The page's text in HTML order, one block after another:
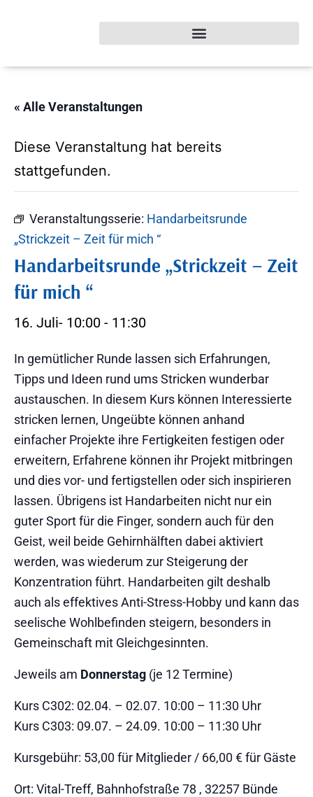
« Alle Veranstaltungen
Diese Veranstaltung hat bereits
stattgefunden.
Veranstaltungsserie: Handarbeitsrunde
„Strickzeit – Zeit für mich “
Handarbeitsrunde „Strickzeit – Zeit
für mich “
16. Juli- 10:00 - 11:30
In gemütlicher Runde lassen sich Erfahrungen,
Tipps und Ideen rund ums Stricken wunderbar
austauschen. In diesem Kurs können Interessierte
stricken lernen, Ungeübte können anhand
einfacher Projekte ihre Fertigkeiten festigen oder
erweitern, Erfahrene können ihr Projekt mitbringen
und dies vor- und fertigstellen oder sich inspirieren
lassen. Übrigens ist Handarbeiten nicht nur ein
guter Sport für die Finger, sondern auch für den
Geist, weil beide Gehirnhälften dabei aktiviert
werden, was wiederum zur Steigerung der
Konzentration führt. Handarbeiten gilt deshalb
auch als effektives Anti-Stress-Hobby und kann das
seelische Wohlbefinden steigern, besonders in
Gemeinschaft mit Gleichgesinnten.
Jeweils am Donnerstag (je 12 Termine)
Kurs C302: 02.04. – 02.07. 10:00 – 11:30 Uhr
Kurs C303: 09.07. – 24.09. 10:00 – 11:30 Uhr
Kursgebühr: 53,00 für Mitglieder / 66,00 € für Gäste
Ort: Vital-Treff, Bahnhofstraße 78 , 32257 Bünde